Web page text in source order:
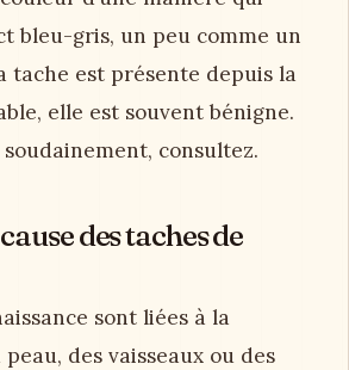
bleu-gris, un peu comme un
tache est présente depuis la
elle est souvent bénigne.
consultez.
des taches de
sont liées à la
des vaisseaux ou des